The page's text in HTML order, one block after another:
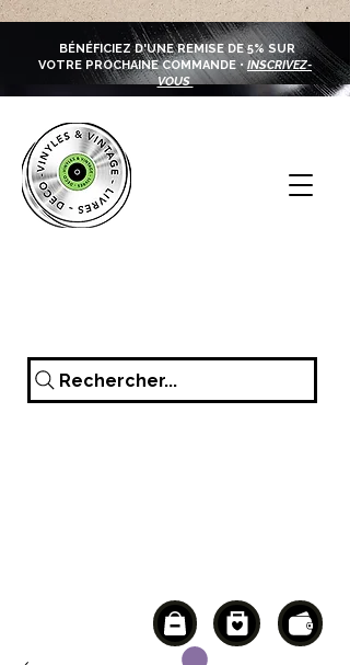
BÉNÉFICIEZ D'UNE REMISE DE 5% SUR
VOTRE PROCHAINE COMMANDE • INSCRIVEZ-
VOUS
Rechercher...